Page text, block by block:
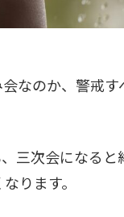
なのか、警戒
三次会になる
ります。